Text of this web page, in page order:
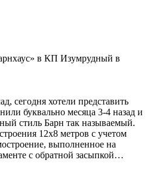
в КП Изумрудный в
сегодня хотели представить
буквально месяца 3-4 назад и
стиль Барн так называемый.
12х8 метров с учетом
выполненное на
с обратной засыпкой…